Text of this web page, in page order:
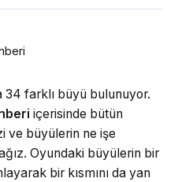
farklı büyü bulunuyor.
içerisinde bütün
ve büyülerin ne işe
Oyundaki büyülerin bir
bir kısmını da yan